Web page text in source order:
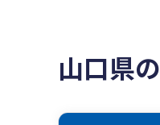
山口県